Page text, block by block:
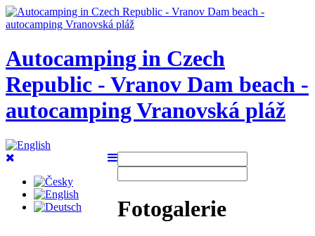
Autocamping in Czech
Republic - Vranov Dam beach -
autocamping Vranovská pláž
Fotogalerie